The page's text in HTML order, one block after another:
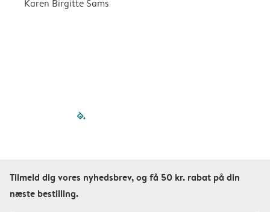
Karen Birgitte Sams
filled-pagination
Tilmeld dig vores nyhedsbrev, og få 50 kr. rabat på din
næste bestilling.